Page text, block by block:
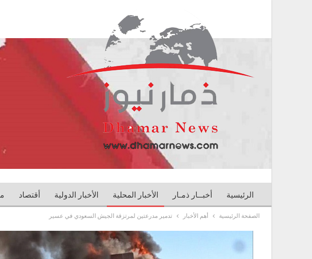
الرئيسية أخبــار ذمـار الأخبار المحلية الأخبار الدولية أقتصاد
الصفحة الرئيسية أهم الأخبار تدمير مدرعتين لمرتزقة الجيش السعودي في عسير